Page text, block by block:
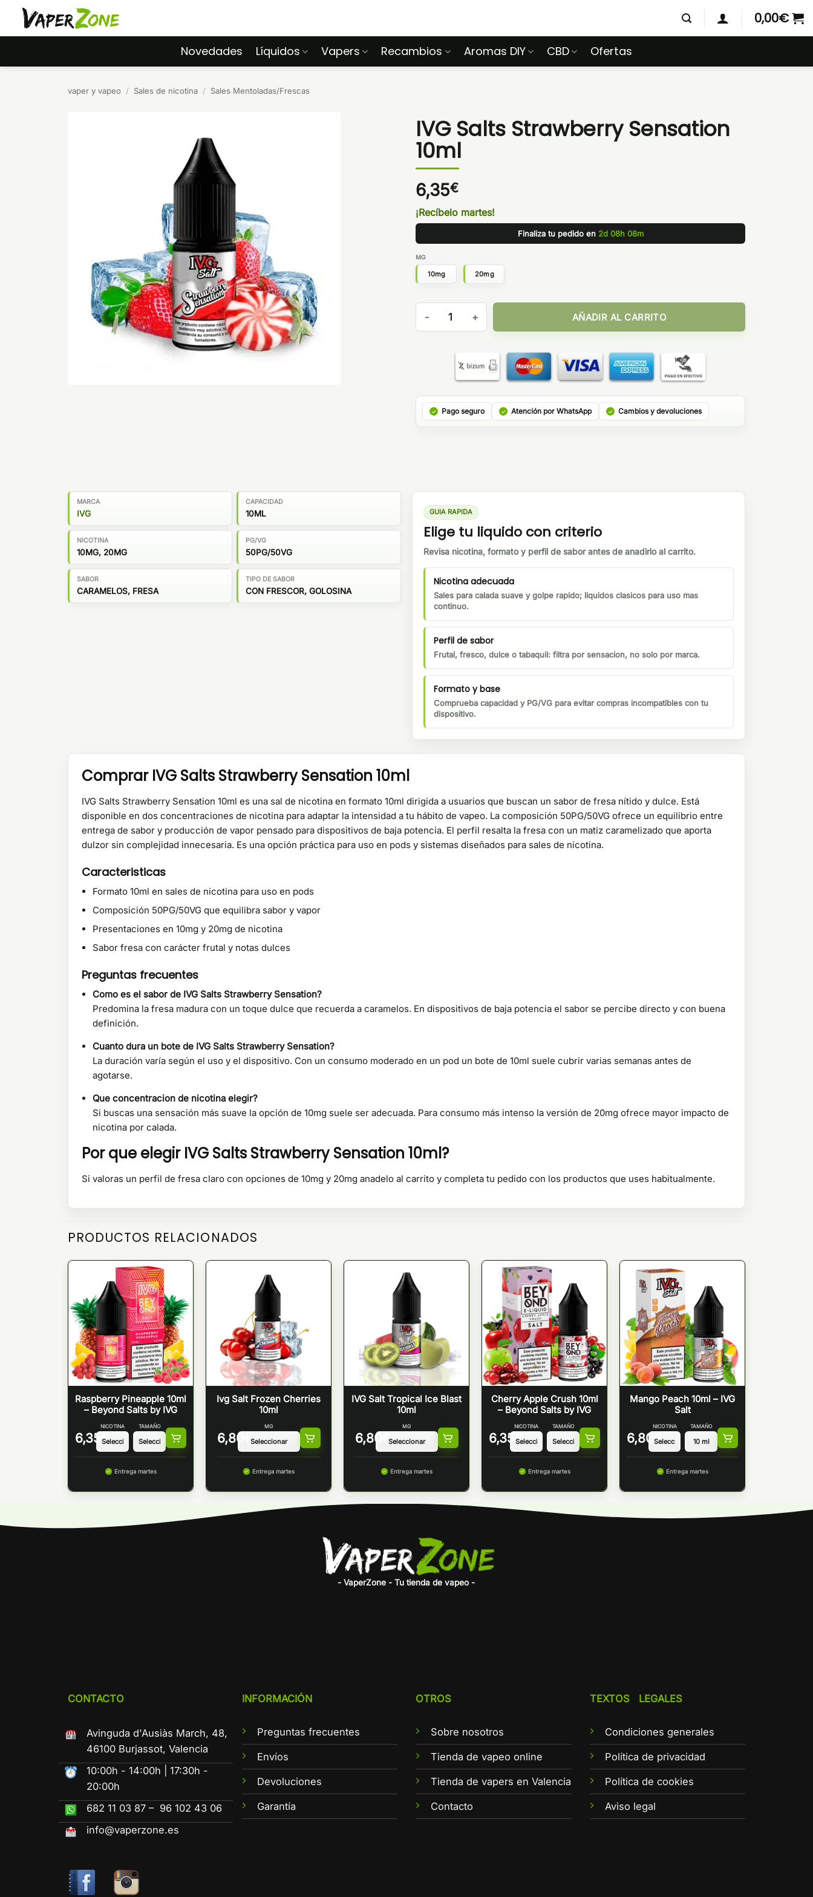
Saltar
contenido
0,00€
Novedades Líquidos Vapers Recambios Aromas DIY CBD Ofertas
vaper y vapeo / Sales de nicotina / Sales Mentoladas/Frescas
IVG Salts Strawberry Sensation
10ml
6,35€
¡Recíbelo martes!
Finaliza tu pedido en 2d 08h 08m
MG
10mg 20mg
IVG Salts Strawberry Sensation 10ml cantidad
AÑADIR AL CARRITO
Pago seguro Atención por WhatsApp Cambios y devoluciones
MARCA
IVG
CAPACIDAD
10ML
NICOTINA
10MG, 20MG
PG/VG
50PG/50VG
SABOR
CARAMELOS, FRESA
TIPO DE SABOR
CON FRESCOR, GOLOSINA
GUIA RAPIDA
Elige tu liquido con criterio
Revisa nicotina, formato y perfil de sabor antes de anadirlo al carrito.
Nicotina adecuada
Sales para calada suave y golpe rapido; liquidos clasicos para uso mas
continuo.
Perfil de sabor
Frutal, fresco, dulce o tabaquil: filtra por sensacion, no solo por marca.
Formato y base
Comprueba capacidad y PG/VG para evitar compras incompatibles con tu
dispositivo.
Comprar IVG Salts Strawberry Sensation 10ml
IVG Salts Strawberry Sensation 10ml es una sal de nicotina en formato 10ml dirigida a usuarios que buscan un sabor de fresa nítido y dulce. Está
disponible en dos concentraciones de nicotina para adaptar la intensidad a tu hábito de vapeo. La composición 50PG/50VG ofrece un equilibrio entre
entrega de sabor y producción de vapor pensado para dispositivos de baja potencia. El perfil resalta la fresa con un matiz caramelizado que aporta
dulzor sin complejidad innecesaria. Es una opción práctica para uso en pods y sistemas diseñados para sales de nicotina.
Caracteristicas
Formato 10ml en sales de nicotina para uso en pods
Composición 50PG/50VG que equilibra sabor y vapor
Presentaciones en 10mg y 20mg de nicotina
Sabor fresa con carácter frutal y notas dulces
Preguntas frecuentes
Como es el sabor de IVG Salts Strawberry Sensation?
Predomina la fresa madura con un toque dulce que recuerda a caramelos. En dispositivos de baja potencia el sabor se percibe directo y con buena
definición.
Cuanto dura un bote de IVG Salts Strawberry Sensation?
La duración varía según el uso y el dispositivo. Con un consumo moderado en un pod un bote de 10ml suele cubrir varias semanas antes de
agotarse.
Que concentracion de nicotina elegir?
Si buscas una sensación más suave la opción de 10mg suele ser adecuada. Para consumo más intenso la versión de 20mg ofrece mayor impacto de
nicotina por calada.
Por que elegir IVG Salts Strawberry Sensation 10ml?
Si valoras un perfil de fresa claro con opciones de 10mg y 20mg anadelo al carrito y completa tu pedido con los productos que uses habitualmente.
PRODUCTOS RELACIONADOS
Raspberry Pineapple 10ml
– Beyond Salts by IVG
6,35 €
NICOTINA TAMAÑO
Entrega martes
Ivg Salt Frozen Cherries
10ml
6,80 €
MG
Entrega martes
IVG Salt Tropical Ice Blast
10ml
6,80 €
MG
Entrega martes
Cherry Apple Crush 10ml
– Beyond Salts by IVG
6,35 €
NICOTINA TAMAÑO
Entrega martes
Mango Peach 10ml – IVG
Salt
6,80 €
NICOTINA TAMAÑO
Entrega martes
- VaperZone - Tu tienda de vapeo -
CONTACTO
Avinguda d'Ausiàs March, 48,
46100 Burjassot, Valencia
10:00h - 14:00h | 17:30h -
20:00h
682 11 03 87 – 96 102 43 06
info@vaperzone.es
INFORMACIÓN
Preguntas frecuentes
Envíos
Devoluciones
Garantía
OTROS
Sobre nosotros
Tienda de vapeo online
Tienda de vapers en Valencia
Contacto
TEXTOS LEGALES
Condiciones generales
Política de privacidad
Política de cookies
Aviso legal